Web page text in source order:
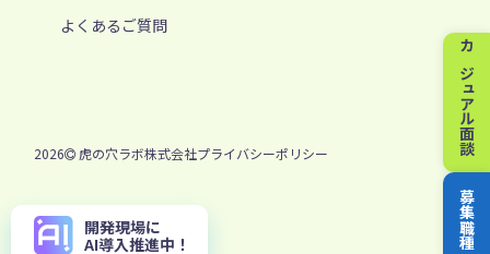
開発現場に
AI導入推進中！
カジュアル面談
募集職種
よくあるご質問
2026 虎の穴ラボ株式会社プライバシーポリシー